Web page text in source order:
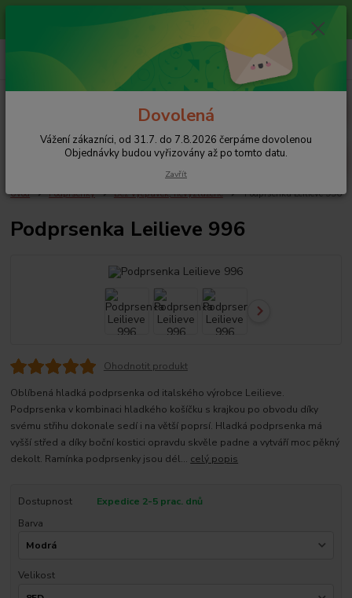
Vážení zákazníci, od 31.7. do 7.8.2026 čerpáme dovolenou
Objednávky budou vyřizovány až po tomto datu.
+420 608 754 282
pište email, pokud nezvedám tel.
Úvod Podprsenky Bez vycpávek, nevyztužené Podprsenka Leilieve 996
Podprsenka Leilieve 996
Ohodnotit produkt
Oblíbená hladká podprsenka od italského výrobce Leilieve.
Podprsenka v kombinaci hladkého košíčku s krajkou po obvodu díky
svému střihu dokonale sedí i na větší poprsí. Hladká podprsenka má
vyšší střed a díky boční kostici opravdu skvěle padne a vytváří moc pěkný
dekolt. Ramínka podprsenky jsou dél... celý popis
Dostupnost
Expedice 2-5 prac. dnů
Barva
Velikost
Dovolená
Vážení zákazníci, od 31.7. do 7.8.2026 čerpáme dovolenou
Objednávky budou vyřizovány až po tomto datu.
Zavřít